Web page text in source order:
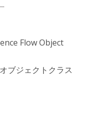
Flow Object
ブジェクトクラス